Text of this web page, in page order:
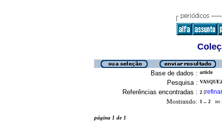
Base de dados : article
Pesquisa :
Referências encontradas : 2 [refinar
Mostrando: 1 .. 2 no
página 1 de 1